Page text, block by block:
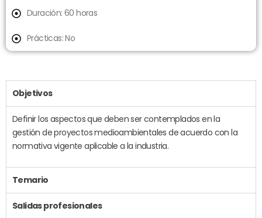
Duración: 60 horas
Prácticas: No
Objetivos
Definir los aspectos que deben ser contemplados en la
gestión de proyectos medioambientales de acuerdo con la
normativa vigente aplicable a la industria.
Temario
Salidas profesionales